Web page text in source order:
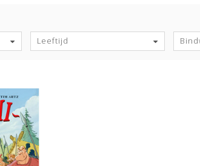
Leeftijd